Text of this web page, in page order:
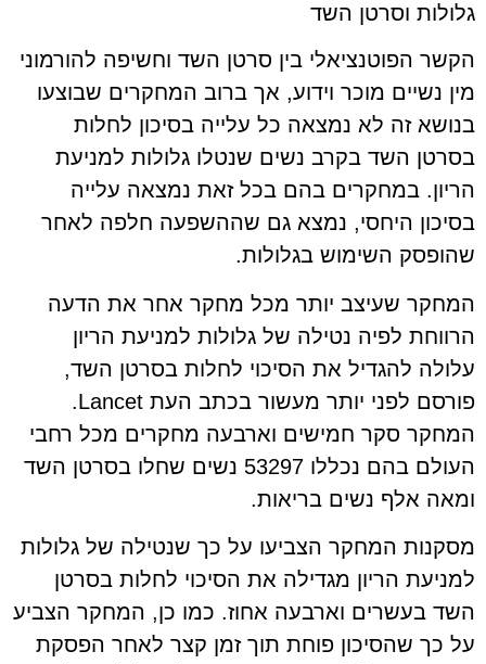
גלולות וסרטן השד
הקשר הפוטנציאלי בין סרטן השד וחשיפה להורמוני
מין נשיים מוכר וידוע, אך ברוב המחקרים שבוצעו
בנושא זה לא נמצאה כל עלייה בסיכון לחלות
בסרטן השד בקרב נשים שנטלו גלולות למניעת
הריון. במחקרים בהם בכל זאת נמצאה עלייה
בסיכון היחסי, נמצא גם שההשפעה חלפה לאחר
שהופסק השימוש בגלולות.
המחקר שעיצב יותר מכל מחקר אחר את הדעה
הרווחת לפיה נטילה של גלולות למניעת הריון
עלולה להגדיל את הסיכוי לחלות בסרטן השד,
פורסם לפני יותר מעשור בכתב העת Lancet.
המחקר סקר חמישים וארבעה מחקרים מכל רחבי
העולם בהם נכללו 53297 נשים שחלו בסרטן השד
ומאה אלף נשים בריאות.
מסקנות המחקר הצביעו על כך שנטילה של גלולות
למניעת הריון מגדילה את הסיכוי לחלות בסרטן
השד בעשרים וארבעה אחוז. כמו כן, המחקר הצביע
על כך שהסיכון פוחת תוך זמן קצר לאחר הפסקת